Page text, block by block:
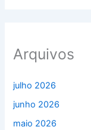
Arquivos
julho 2026
junho 2026
maio 2026